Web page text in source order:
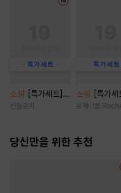
소설
[특가세트]
주인마님의 또 다
선월로이
소설
[특가세
금단 위에 순
로체니콥
당신만을 위한 추천